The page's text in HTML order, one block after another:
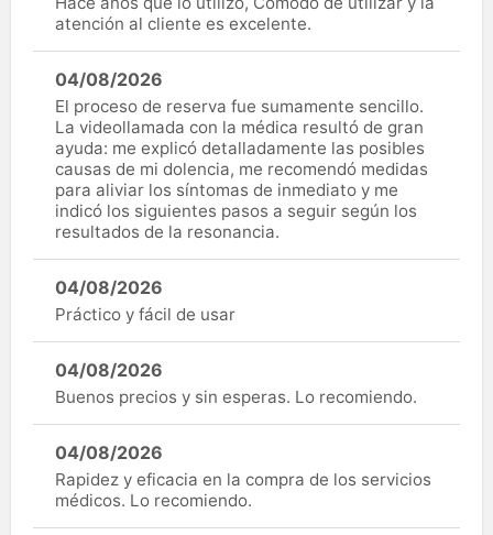
atención al cliente es excelente.
04/08/2026
El proceso de reserva fue sumamente sencillo.
La videollamada con la médica resultó de gran
ayuda: me explicó detalladamente las posibles
causas de mi dolencia, me recomendó medidas
para aliviar los síntomas de inmediato y me
indicó los siguientes pasos a seguir según los
resultados de la resonancia.
04/08/2026
Práctico y fácil de usar
04/08/2026
Buenos precios y sin esperas. Lo recomiendo.
04/08/2026
Rapidez y eficacia en la compra de los servicios
médicos. Lo recomiendo.